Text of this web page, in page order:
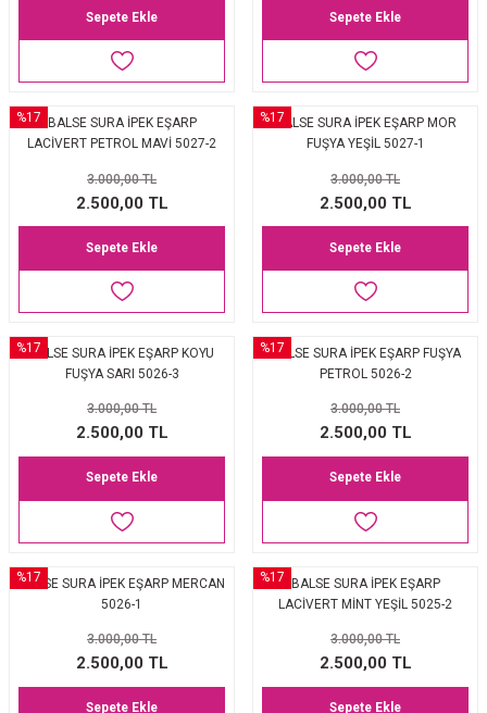
Sepete Ekle Sepete Ekle
%17
BALSE SURA İPEK EŞARP
LACİVERT PETROL MAVİ 5027-2
3.000,00 TL
2.500,00 TL
Sepete Ekle
%17BALSE SURA İPEK EŞARP MOR
FUŞYA YEŞİL 5027-1
3.000,00 TL
2.500,00 TL
Sepete Ekle
%17BALSE SURA İPEK EŞARP KOYU
FUŞYA SARI 5026-3
3.000,00 TL
2.500,00 TL
Sepete Ekle
%17BALSE SURA İPEK EŞARP FUŞYA
PETROL 5026-2
3.000,00 TL
2.500,00 TL
Sepete Ekle
%17
BALSE SURA İPEK EŞARP MERCAN
5026-1
3.000,00 TL
2.500,00 TL
Sepete Ekle
%17
BALSE SURA İPEK EŞARP
LACİVERT MİNT YEŞİL 5025-2
3.000,00 TL
2.500,00 TL
Sepete Ekle